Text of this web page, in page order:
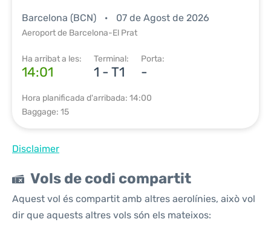
Barcelona (BCN) 07 de Agost de 2026
Aeroport de Barcelona-El Prat
Ha arribat a les:
14:01
Terminal:
1 - T1
Porta:
-
Hora planificada d'arribada: 14:00
Baggage: 15
Disclaimer
Vols de codi compartit
Aquest vol és compartit amb altres aerolínies, això vol
dir que aquests altres vols són els mateixos: